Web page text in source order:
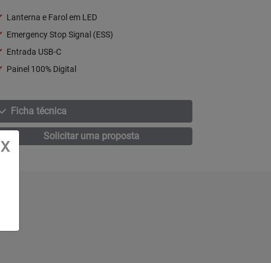
Lanterna e Farol em LED
Emergency Stop Signal (ESS)
Entrada USB-C
Painel 100% Digital
Ficha técnica
Solicitar uma proposta
X